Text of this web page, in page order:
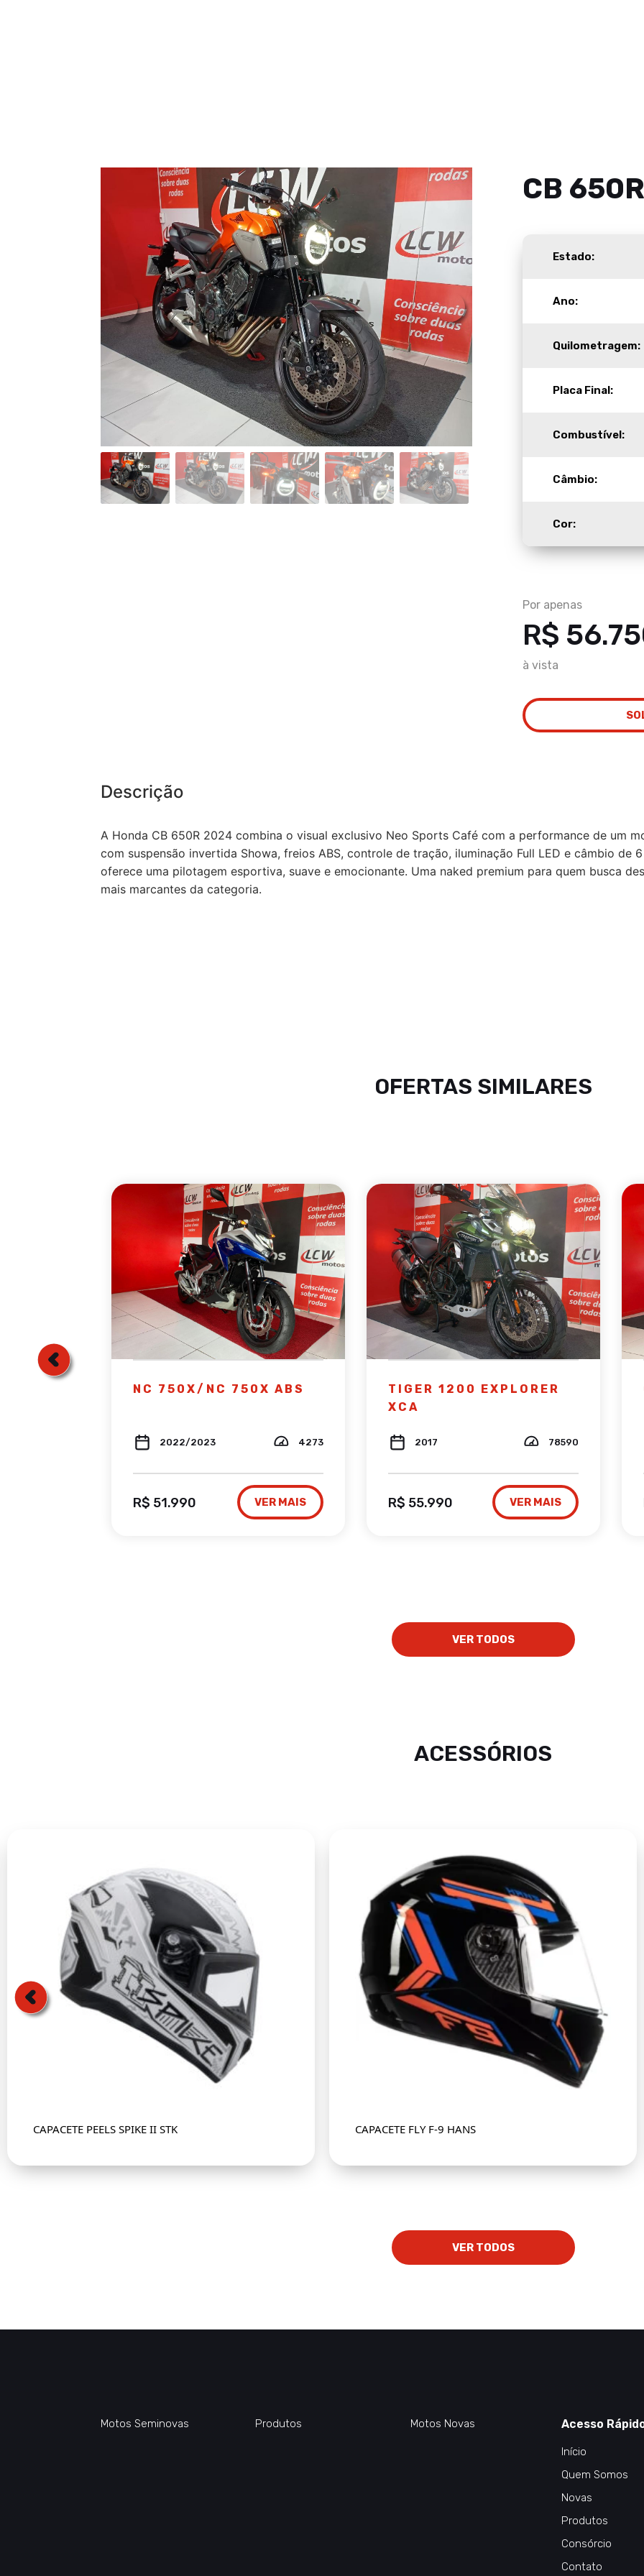
CB 650R
Estado:
Ano:
Quilometragem:
Placa Final:
Combustível:
Câmbio:
Cor:
Por apenas
R$
à vista
Descrição
A Honda CB 650R 2024 combina o visual exclusivo Neo Sports Café com a performance de um
com suspensão invertida Showa, freios ABS, controle de tração, iluminação Full LED e câmbio de
oferece uma pilotagem esportiva, suave e emocionante. Uma naked premium para quem busca
mais marcantes da categoria.
OFERTAS SIMILARES
NC 750X/NC 750X ABS
2022/2023 4273
R$ 51.990 VER MAIS
TIGER 1200 EXPLORER
XCA
2017 78590
R$ 55.990 VER MAIS
VER TODOS
ACESSÓRIOS
CAPACETE PEELS SPIKE II STK CAPACETE FLY F-9 HANS
VER TODOS
Motos Seminovas Produtos Motos Novas Acesso
Início
Quem Somos
Novas
Produtos
Consórcio
Contato